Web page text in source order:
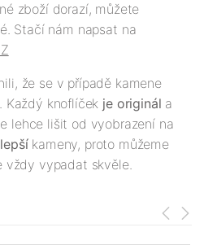
zboží dorazí, můžete
Stačí nám napsat na
že se v případě kamene
. Každý knoflíček je originál a
lehce lišit od vyobrazení na
kameny, proto můžeme
vždy vypadat skvěle.